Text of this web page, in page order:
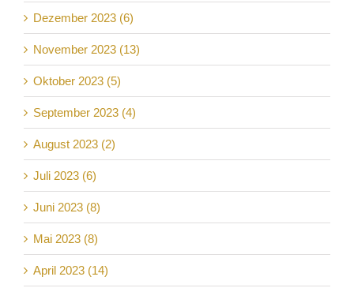
Dezember 2023 (6)
November 2023 (13)
Oktober 2023 (5)
September 2023 (4)
August 2023 (2)
Juli 2023 (6)
Juni 2023 (8)
Mai 2023 (8)
April 2023 (14)